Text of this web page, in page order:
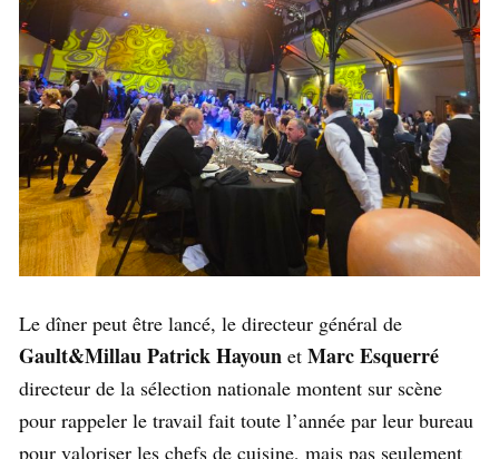
Le dîner peut être lancé, le directeur général de
Gault&MillauPatrick Hayoun et Marc Esquerré
directeur de la sélection nationale montent sur scène
pour rappeler le travail fait toute l’année par leur bureau
pour valoriser les chefs de cuisine, mais pas seulement